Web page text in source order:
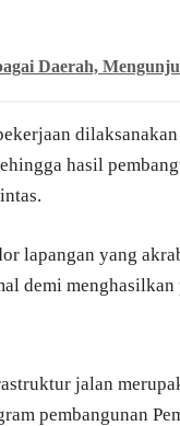
Daerah,
hasil
lapangan yang
demi
jalan
pembangunan